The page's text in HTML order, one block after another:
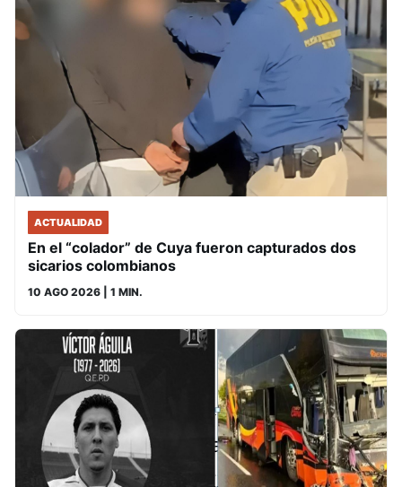
ACTUALIDAD
En el “colador” de Cuya fueron capturados dos
sicarios colombianos
10 AGO 2026 | 1 MIN.